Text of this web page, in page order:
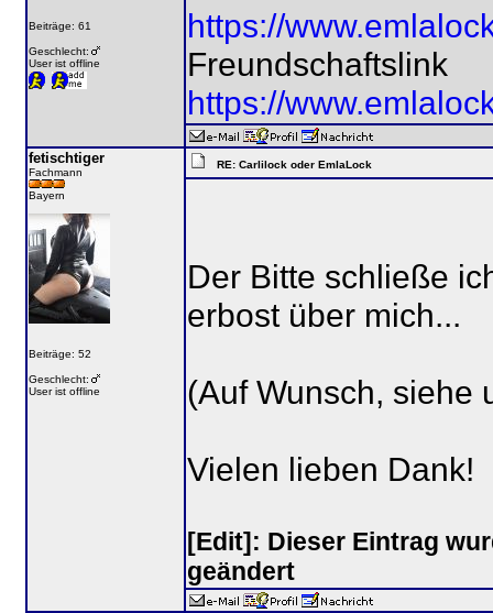
Beiträge: 61
Geschlecht:
User ist offline
https://
Freundschaftslink
https://
fetischtiger
Fachmann
Bayern
Beiträge: 52
Geschlecht:
User ist offline
RE: Carlilock oder EmlaLock
Der Bitte schließe
erbost über mich...
(Auf Wunsch, siehe
Vielen lieben Dank!
[Edit]: Dieser Eintrag
geändert